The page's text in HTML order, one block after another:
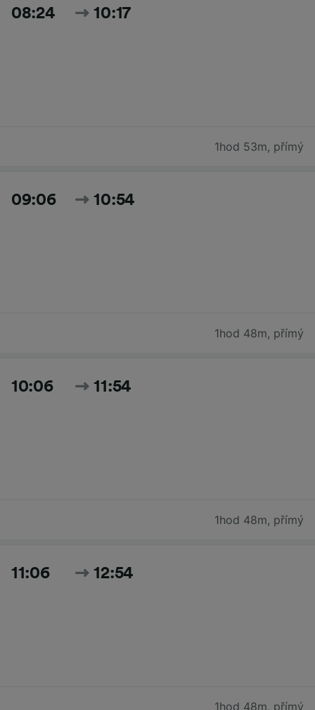
08:24 10:17
1hod 53m, přímý
09:06 10:54
1hod 48m, přímý
10:06 11:54
1hod 48m, přímý
11:06 12:54
1hod 48m, přímý